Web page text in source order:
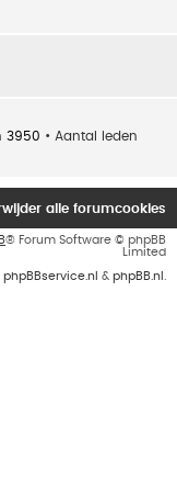
3950 • Aantal leden
alle forumcookies
® Forum Software © phpBB
Limited
phpBBservice.nl & phpBB.nl